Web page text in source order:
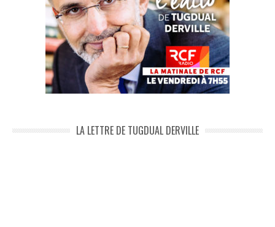
LA LETTRE DE TUGDUAL DERVILLE